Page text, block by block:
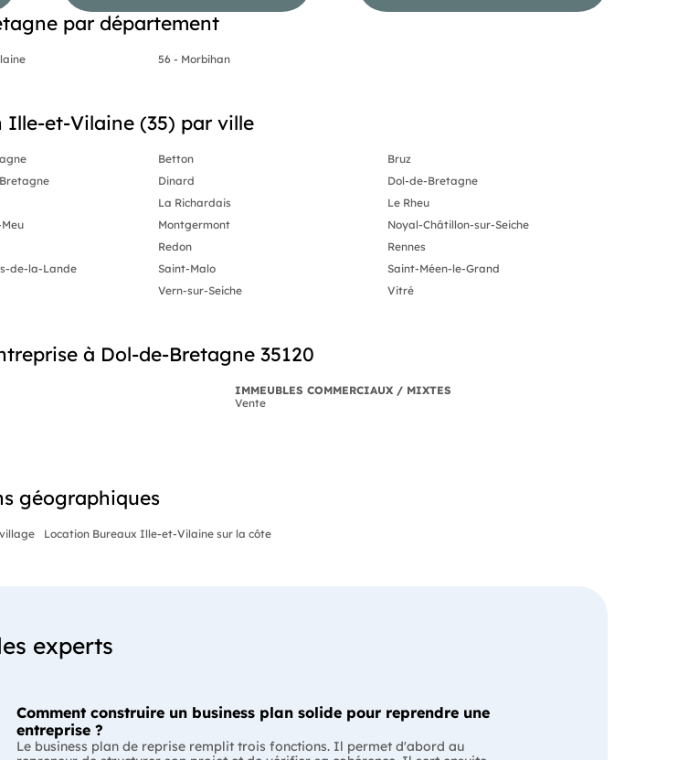
par département
56 - Morbihan
Ille-et-Vilaine (35) par ville
Betton
Bruz
Dinard
Dol-de-Bretagne
La Richardais
Le Rheu
Montgermont
Noyal-Châtillon-sur-Seiche
Redon
Rennes
de-la-Lande Saint-Malo
Saint-Méen-le-Grand
Vern-sur-Seiche Vitré
à Dol-de-Bretagne 35120
IMMEUBLES COMMERCIAUX / MIXTES
Vente
géographiques
Location Bureaux Ille-et-Vilaine sur la côte
experts
Comment construire un business plan solide pour reprendre une
entreprise ?
Le business plan de reprise remplit trois fonctions. Il permet d'abord au